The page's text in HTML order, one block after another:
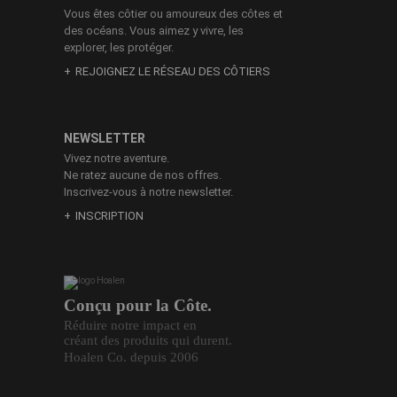
Conçu pour la Côte.
Réduire notre impact en
créant des produits qui durent.
Hoalen Co. depuis 2006
Vous êtes côtier ou amoureux des côtes et
des océans. Vous aimez y vivre, les
explorer, les protéger.
REJOIGNEZ LE RÉSEAU DES CÔTIERS
NEWSLETTER
Vivez notre aventure.
Ne ratez aucune de nos offres.
Inscrivez-vous à notre newsletter.
INSCRIPTION